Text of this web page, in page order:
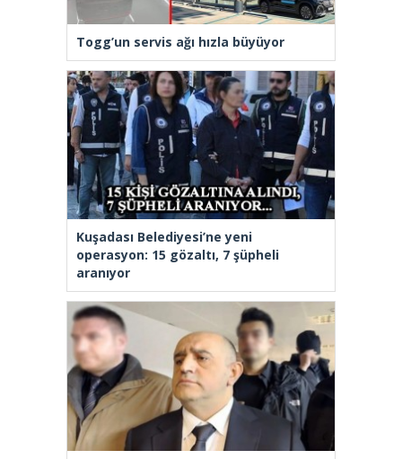
Togg’un servis ağı hızla büyüyor
Kuşadası Belediyesi’ne yeni
operasyon: 15 gözaltı, 7 şüpheli
aranıyor